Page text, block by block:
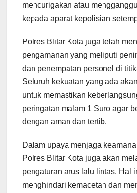
mencurigakan atau
kepada aparat kepolisian
Polres Blitar Kota juga telah
pengamanan yang meliputi
dan penempatan personel di
Seluruh kekuatan yang ada
untuk memastikan
peringatan malam 1 Suro agar
dengan aman dan tertib.
Dalam upaya menjaga
Polres Blitar Kota juga akan
pengaturan arus lalu lintas. Hal
menghindari kemacetan dan